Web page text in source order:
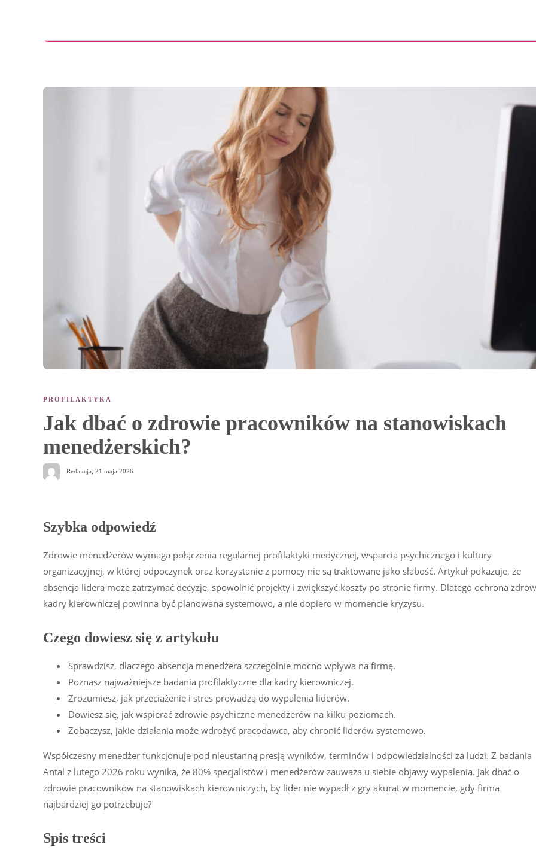
PROFILAKTYKA
Jak dbać o zdrowie pracowników na stanowiskach
menedżerskich?
Redakcja 21 maja 2026
Szybka odpowiedź
Zdrowie menedżerów wymaga połączenia regularnej profilaktyki medycznej, wsparcia psychicznego i kultury
organizacyjnej, w której odpoczynek oraz korzystanie z pomocy nie są traktowane jako słabość. Artykuł pokazuje, że
absencja lidera może zatrzymać decyzje, spowolnić projekty i zwiększyć koszty po stronie firmy. Dlatego ochrona
kadry kierowniczej powinna być planowana systemowo, a nie dopiero w momencie kryzysu.
Czego dowiesz się z artykułu
Sprawdzisz, dlaczego absencja menedżera szczególnie mocno wpływa na firmę.
Poznasz najważniejsze badania profilaktyczne dla kadry kierowniczej.
Zrozumiesz, jak przeciążenie i stres prowadzą do wypalenia liderów.
Dowiesz się, jak wspierać zdrowie psychiczne menedżerów na kilku poziomach.
Zobaczysz, jakie działania może wdrożyć pracodawca, aby chronić liderów systemowo.
Współczesny menedżer funkcjonuje pod nieustanną presją wyników, terminów i odpowiedzialności za ludzi. Z badania
Antal z lutego 2026 roku wynika, że 80% specjalistów i menedżerów zauważa u siebie objawy wypalenia. Jak dbać o
zdrowie pracowników na stanowiskach kierowniczych, by lider nie wypadł z gry akurat w momencie, gdy firma
najbardziej go potrzebuje?
Spis treści